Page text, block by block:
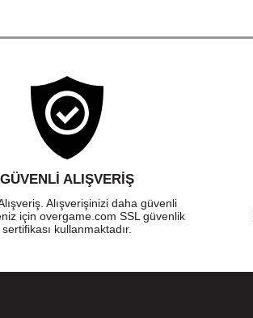
GÜVENLI ALIŞVERIŞ
Alışverişinizi daha güvenli
için overgame.com SSL güvenlik
sertifikası kullanmaktadır.